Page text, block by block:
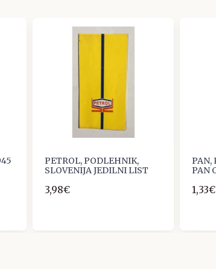
PETROL, PODLEHNIK,
SLOVENIJA JEDILNI LIST
3,98€
PAN,
PAN
1,33€